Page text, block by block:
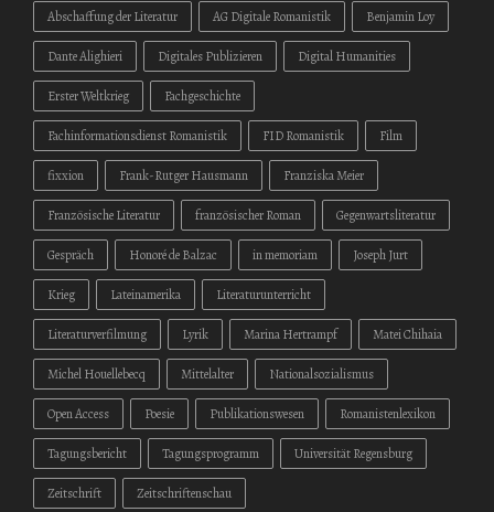
Abschaffung der Literatur AG Digitale Romanistik Benjamin Loy
Dante Alighieri Digitales Publizieren Digital Humanities
Erster Weltkrieg Fachgeschichte
Fachinformationsdienst Romanistik FID Romanistik Film
fixxion Frank-Rutger Hausmann Franziska Meier
Französische Literatur französischer Roman Gegenwartsliteratur
Gespräch Honoré de Balzac in memoriam Joseph Jurt
Krieg Lateinamerika Literaturunterricht
Literaturverfilmung Lyrik Marina Hertrampf Matei Chihaia
Michel Houellebecq Mittelalter Nationalsozialismus
Open Access Poesie Publikationswesen Romanistenlexikon
Tagungsbericht Tagungsprogramm Universität Regensburg
Zeitschrift Zeitschriftenschau